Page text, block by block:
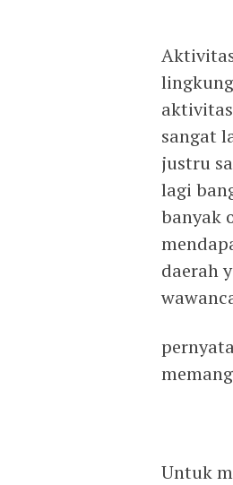
sangat
justru
lagi
banyak
daerah
Untuk